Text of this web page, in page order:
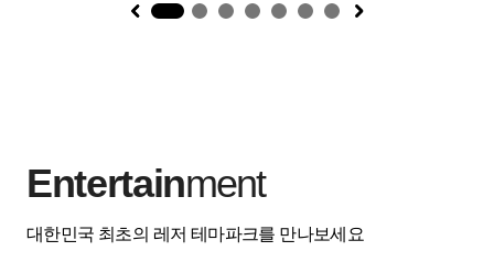
1
Entertainment
대한민국 최초의 레저 테마파크를 만나보세요